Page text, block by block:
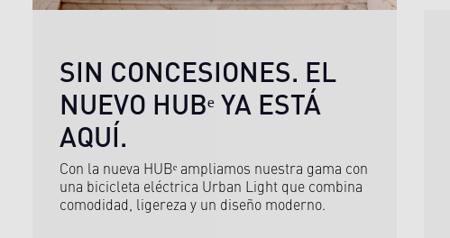
SIN CONCESIONES. EL
NUEVO HUBᵉ YA ESTÁ
AQUÍ.
Con la nueva HUBᵉ ampliamos nuestra gama con
una bicicleta eléctrica Urban Light que combina
comodidad, ligereza y un diseño moderno.